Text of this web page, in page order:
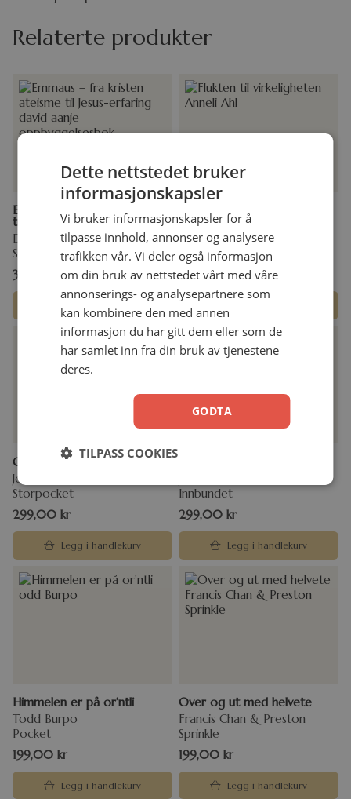
Relaterte produkter
Emmaus – fra kristen ateisme
til Jesus-erfaring
David Aanje
Storpocket
349,00
kr
Legg i handlekurv
Flukten til virkeligheten
Anneli Ahl
Storpocket
199,00kr
Glimt av evigheten
John Burke
Storpocket
299,00 kr
Legg i handlekurv
Innbundet
299,00 kr
Legg i handlekurv
Himmelen er på or’ntli
Todd Burpo
Pocket
199,00 kr
Legg i handlekurv
Over og ut med helvete
Francis Chan & Preston
Sprinkle
199,00 kr
Legg i handlekurv
Dette nettstedet bruker
informasjonskapsler
Vi bruker informasjonskapsler for å
tilpasse innhold, annonser og analysere
trafikken vår. Vi deler også informasjon
om din bruk av nettstedet vårt med våre
annonserings- og analysepartnere som
kan kombinere den med annen
informasjon du har gitt dem eller som de
har samlet inn fra din bruk av tjenestene
deres.
GODTA
TILPASS COOKIES